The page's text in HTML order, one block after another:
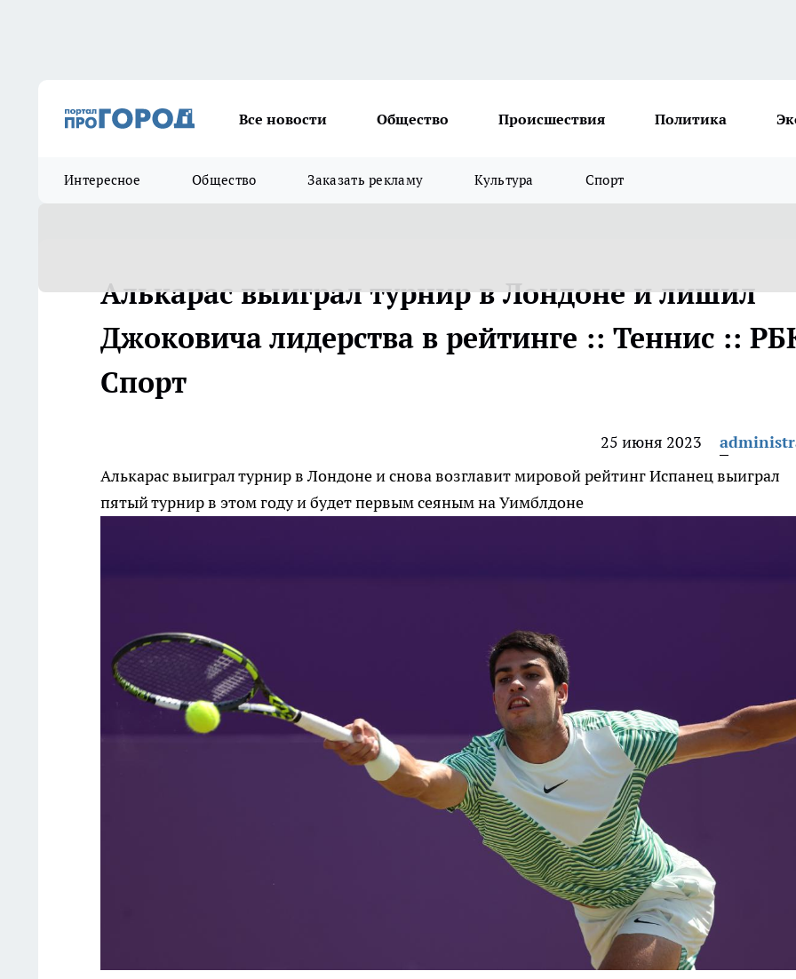
Все новости Общество Происшествия Политика
Интересное Общество Заказать рекламу Культура Спорт
Алькарас выиграл турнир в Лондоне и лишил
Джоковича лидерства в рейтинге :: Теннис ::
Спорт
25 июня 2023
Алькарас выиграл турнир в Лондоне и снова возглавит мировой рейтингИспанец выиграл
пятый турнир в этом году и будет первым сеяным на Уимблдоне